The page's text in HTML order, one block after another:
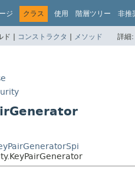
ジ クラス 使用 階層ツリー 非推
ド | コンストラクタ | メソッド 詳細: